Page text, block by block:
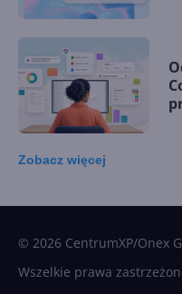
Zobacz więcej
© 2026 CentrumXP/Onex
Wszelkie prawa